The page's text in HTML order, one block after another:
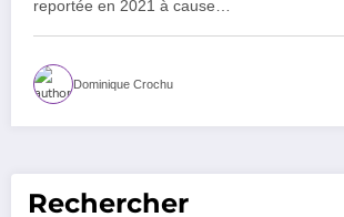
reportée en 2021 à cause…
Dominique Crochu
Rechercher